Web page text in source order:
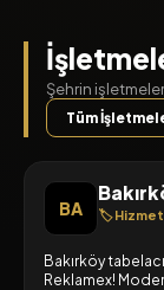
Şehrin
Tüm
BA 🏷️
Bakırköy
Reklamex!